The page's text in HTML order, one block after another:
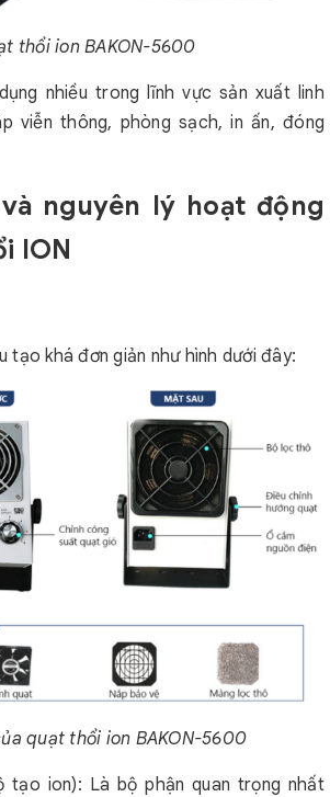
thổi ion BAKON-5600
nhiều trong lĩnh vực sản xuất linh
viễn thông, phòng sạch, in ấn, đóng
nguyên lý hoạt động
ION
tạo khá đơn giản như hình dưới đây:
quạt thổi ion BAKON-5600
tạo ion): Là bộ phận quan trọng nhất